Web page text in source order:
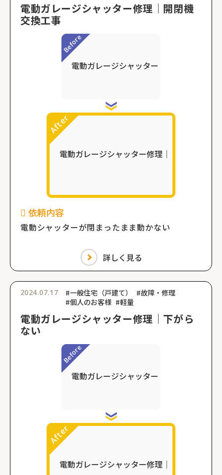
電動ガレージシャッター修理｜開閉機
交換工事
依頼内容
電動シャッターが閉まったまま動かない
詳しく見る
2024.07.17 #一般住宅（戸建て）
#故障・修理
#個人のお客様 #軽量
電動ガレージシャッター修理｜下がら
ない